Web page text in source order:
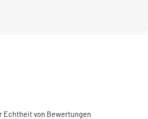
Echtheit von Bewertungen